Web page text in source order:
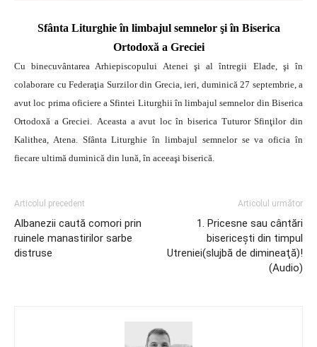
Sfânta Liturghie în limbajul semnelor şi în Biserica
Ortodoxă a Greciei
Cu binecuvântarea Arhiepiscopului Atenei şi al întregii Elade, şi în
colaborare cu Federaţia Surzilor din Grecia, ieri, duminică 27 septembrie, a
avut loc prima oficiere a Sfintei Liturghii în limbajul semnelor din Biserica
Ortodoxă a Greciei.
Aceasta a avut loc în biserica Tuturor Sfinţilor din
Kalithea, Atena. Sfânta Liturghie în limbajul semnelor se va oficia în
fiecare ultimă duminică din lună, în aceeaşi biserică.
Articolul precedent
Albanezii caută comori prin
ruinele manastirilor sarbe
distruse
Articolul următor
1. Pricesne sau cântări
bisericeşti din timpul
Utreniei(slujbă de dimineaţă)!
(Audio)